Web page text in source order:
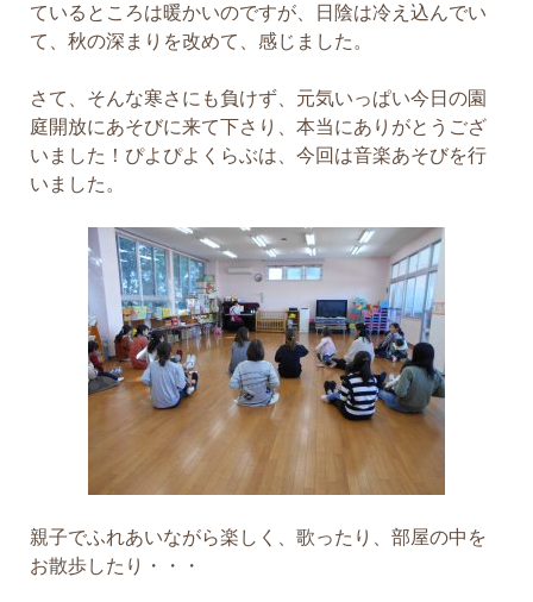
ているところは暖かいのですが、日陰は冷え込んでい
て、秋の深まりを改めて、感じました。
さて、そんな寒さにも負けず、元気いっぱい今日の園
庭開放にあそびに来て下さり、本当にありがとうござ
いました！ぴよぴよくらぶは、今回は音楽あそびを行
いました。
親子でふれあいながら楽しく、歌ったり、部屋の中を
お散歩したり・・・